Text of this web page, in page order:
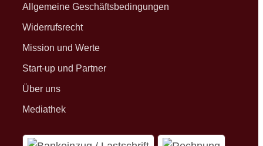
Allgemeine Geschäftsbedingungen
Widerrufsrecht
Mission und Werte
Start-up und Partner
Über uns
Mediathek